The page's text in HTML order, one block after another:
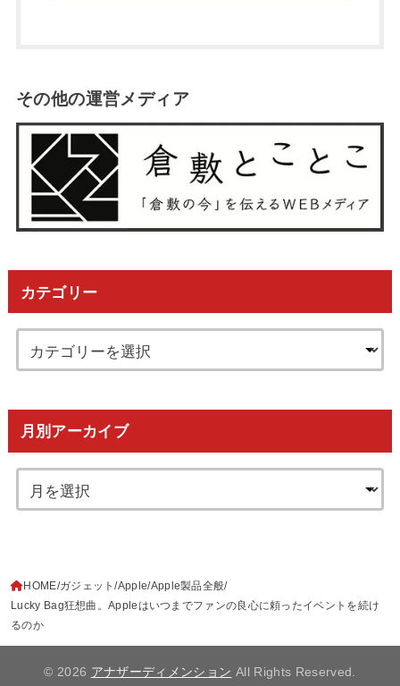
その他の運営メディア
カテゴリー
月別アーカイブ
HOME ガジェット Apple Apple製品全般
Lucky Bag狂想曲。Appleはいつまでファンの良心に頼ったイベントを続け
るのか
© 2026 アナザーディメンション All Rights Reserved.